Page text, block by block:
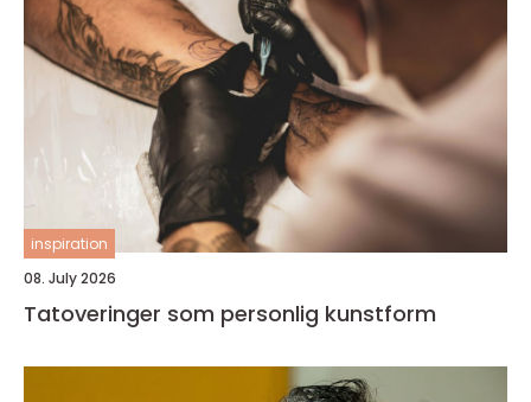
inspiration
08. July 2026
Tatoveringer som personlig kunstform